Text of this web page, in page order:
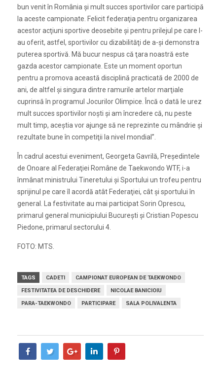
bun venit în România şi mult succes sportivilor care participă
la aceste campionate. Felicit federaţia pentru organizarea
acestor acţiuni sportive deosebite şi pentru prilejul pe care l-
au oferit, astfel, sportivilor cu dizabilităţi de a-şi demonstra
puterea sportivă. Mă bucur nespus că ţara noastră este
gazda acestor campionate. Este un moment oportun
pentru a promova această disciplină practicată de 2000 de
ani, de altfel şi singura dintre ramurile artelor marţiale
cuprinsă în programul Jocurilor Olimpice. Încă o dată le urez
mult succes sportivilor noşti şi am încredere că, nu peste
mult timp, aceştia vor ajunge să ne reprezinte cu mândrie şi
rezultate bune în competiţii la nivel mondial”.
În cadrul acestui eveniment, Georgeta Gavrilă, Preşedintele
de Onoare al Federaţiei Române de Taekwondo WTF, i-a
înmânat ministrului Tineretului şi Sportului un trofeu pentru
sprijinul pe care îl acordă atât Federaţiei, cât şi sportului în
general. La festivitate au mai participat Sorin Oprescu,
primarul general municipiului Bucureşti şi Cristian Popescu
Piedone, primarul sectorului 4.
FOTO: MTS.
TAGS CADETI
CAMPIONAT EUROPEAN DE TAEKWONDO
FESTIVITATEA DE DESCHIDERE
NICOLAE BANICIOIU
PARA-TAEKWONDO
PARTICIPARE SALA POLIVALENTA